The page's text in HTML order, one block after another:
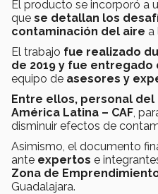
El producto se incorporó a
que se detallan los
contaminación del aire a
El trabajo fue realizado
de 2019 y fue
equipo de asesores y
Entre ellos, personal
América Latina – CAF ,
disminuir efectos de
Asimismo, el documento
ante expertos e
Zona de
Guadalajara.